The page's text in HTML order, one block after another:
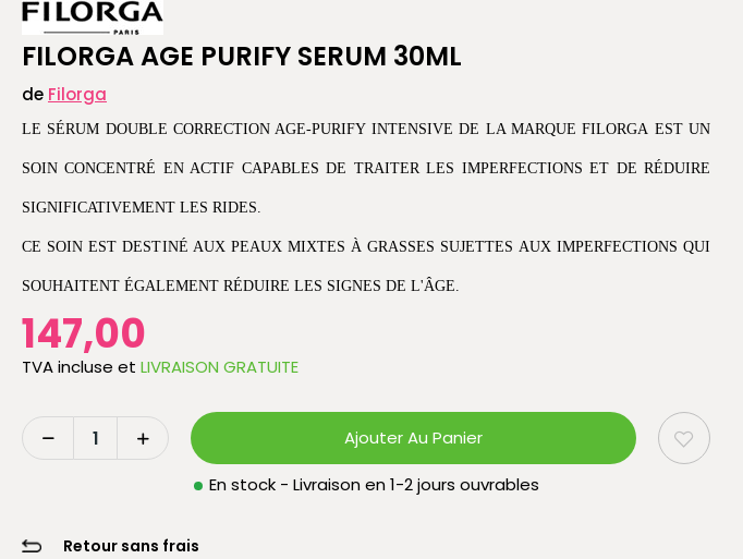
FILORGA AGE PURIFY SERUM 30ML
de Filorga
LE SÉRUM DOUBLE CORRECTION AGE-PURIFY INTENSIVE DE LA MARQUE FILORGA EST UN
SOIN CONCENTRÉ EN ACTIF CAPABLES DE TRAITER LES IMPERFECTIONS ET DE RÉDUIRE
SIGNIFICATIVEMENT LES RIDES.
CE SOIN EST DESTINÉ AUX PEAUX MIXTES À GRASSES SUJETTES AUX IMPERFECTIONS QUI
SOUHAITENT ÉGALEMENT RÉDUIRE LES SIGNES DE L'ÂGE.
147,00
TVA incluse et LIVRAISON GRATUITE
Ajouter Au Panier
En stock - Livraison en 1-2 jours ouvrables
Retour sans frais